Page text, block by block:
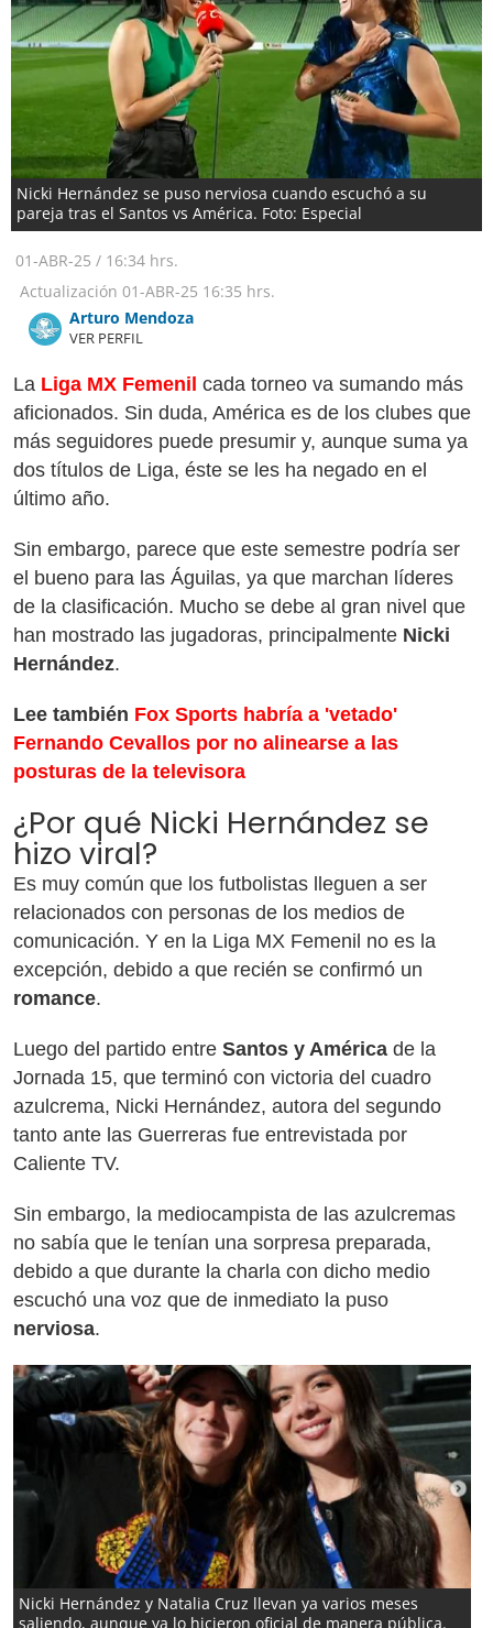
Nicki Hernández se puso nerviosa cuando escuchó a su
pareja tras el Santos vs América. Foto: Especial
01-ABR-25 / 16:34 hrs.
Actualización 01-ABR-25 16:35 hrs.
Arturo Mendoza
VER PERFIL
La Liga MX Femenil cada torneo va sumando más
aficionados. Sin duda, América es de los clubes que
más seguidores puede presumir y, aunque suma ya
dos títulos de Liga, éste se les ha negado en el
último año.
Sin embargo, parece que este semestre podría ser
el bueno para las Águilas, ya que marchan líderes
de la clasificación. Mucho se debe al gran nivel que
han mostrado las jugadoras, principalmente Nicki
Hernández.
Lee también Fox Sports habría a 'vetado'
Fernando Cevallos por no alinearse a las
posturas de la televisora
¿Por qué Nicki Hernández se
hizo viral?
Es muy común que los futbolistas lleguen a ser
relacionados con personas de los medios de
comunicación. Y en la Liga MX Femenil no es la
excepción, debido a que recién se confirmó un
romance.
Luego del partido entre Santos y América de la
Jornada 15, que terminó con victoria del cuadro
azulcrema, Nicki Hernández, autora del segundo
tanto ante las Guerreras fue entrevistada por
Caliente TV.
Sin embargo, la mediocampista de las azulcremas
no sabía que le tenían una sorpresa preparada,
debido a que durante la charla con dicho medio
escuchó una voz que de inmediato la puso
nerviosa.
Nicki Hernández y Natalia Cruz llevan ya varios meses
saliendo, aunque ya lo hicieron oficial de manera pública.